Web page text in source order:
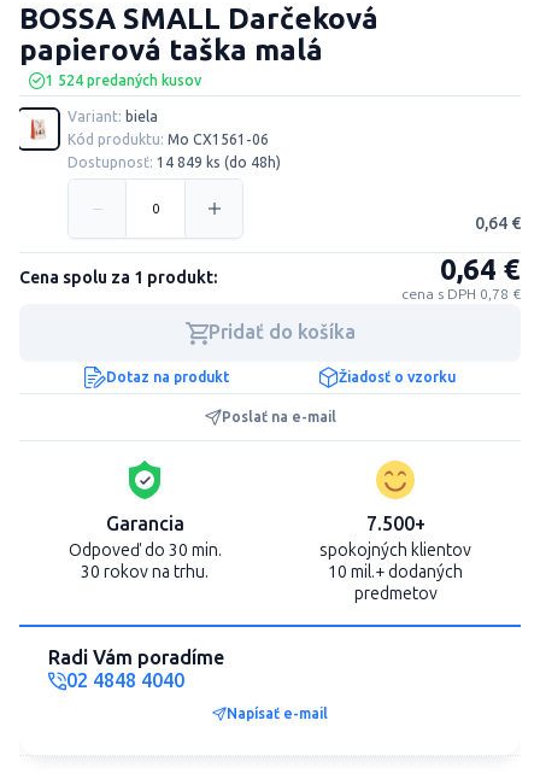
1 524 predaných kusov
BOSSA SMALL Darčeková
papierová taška malá
Variant: biela
Kód produktu: Mo CX1561-06
Dostupnosť: 14 849 ks (do 48h)
0,64 €
Cena spolu za 1 produkt: 0,64 €
cena s DPH 0,78 €
Pridať do košíka
Dotaz na produkt Žiadosť o vzorku
Poslať na e-mail
Garancia
Odpoveď do 30 min.
30 rokov na trhu.
7.500+
spokojných klientov
10 mil.+ dodaných
predmetov
Radi Vám poradíme
02 4848 4040
Napísať e-mail